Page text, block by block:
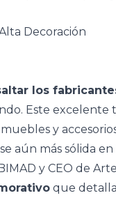
los
Este excelente
y
aún más sólida en
y CEO de
que